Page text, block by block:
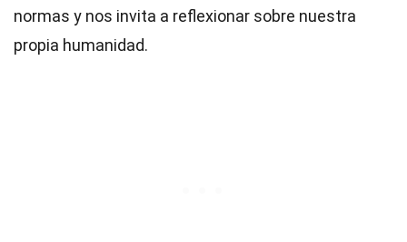
normas y nos invita a reflexionar sobre nuestra
propia humanidad.